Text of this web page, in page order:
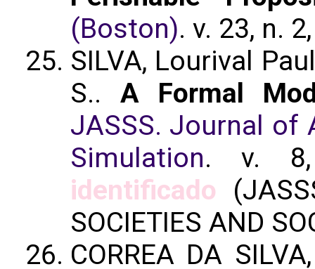
(Boston). v. 23, n.
SILVA, Lourival
S.. A Formal
JASSS. Journal of
Simulation. v.
identificado
SOCIETIES AND
CORREA DA